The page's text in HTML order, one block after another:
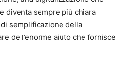
diventa sempre più chiara
semplificazione della
dell’enorme aiuto che fornisce